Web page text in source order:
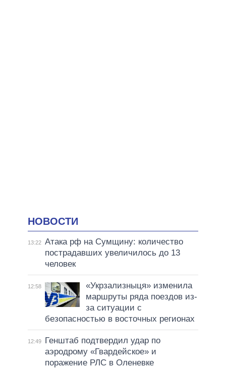
НОВОСТИ
13:22 Атака рф на Сумщину: количество
пострадавших увеличилось до 13
человек
12:58
«Укрзализныця» изменила
маршруты ряда поездов из-
за ситуации с
безопасностью в восточных регионах
12:49
Генштаб подтвердил удар по
аэродрому «Гвардейское» и
поражение РЛС в Оленевке